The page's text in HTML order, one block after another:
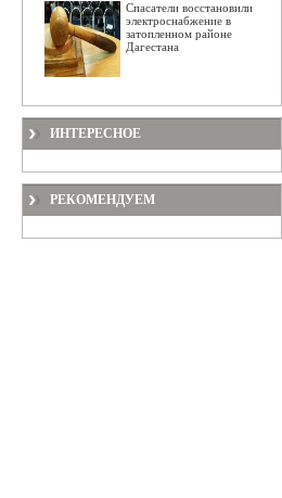
Спасатели восстановили
электроснабжение в
затопленном районе
Дагестана
ИНТЕРЕСНОЕ
РЕКОМЕНДУЕМ